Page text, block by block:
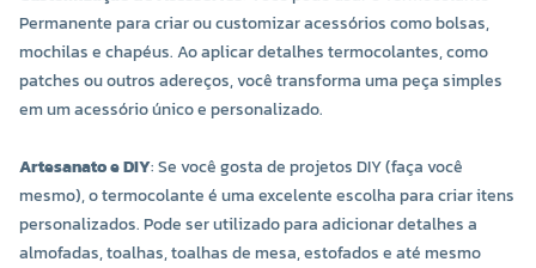
Permanente para criar ou customizar acessórios como bolsas,
mochilas e chapéus. Ao aplicar detalhes termocolantes, como
patches ou outros adereços, você transforma uma peça simples
em um acessório único e personalizado.
Artesanato e DIY: Se você gosta de projetos DIY (faça você
mesmo), o termocolante é uma excelente escolha para criar itens
personalizados. Pode ser utilizado para adicionar detalhes a
almofadas, toalhas, toalhas de mesa, estofados e até mesmo